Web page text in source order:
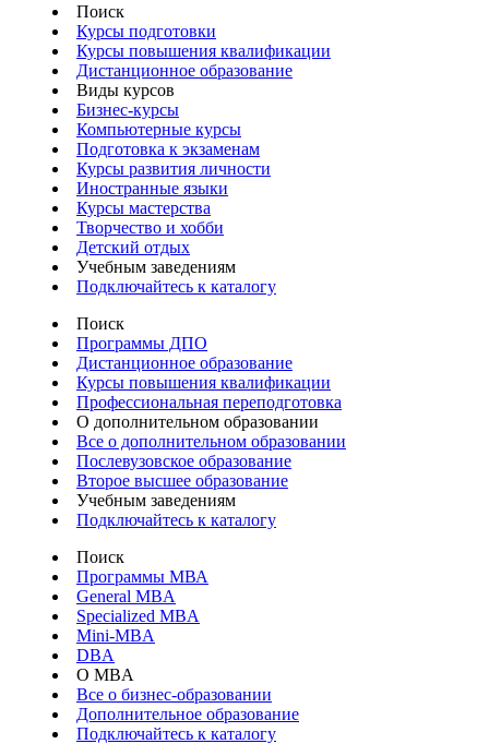
Поиск
Курсы подготовки
Курсы повышения квалификации
Дистанционное образование
Виды курсов
Бизнес-курсы
Компьютерные курсы
Подготовка к экзаменам
Курсы развития личности
Иностранные языки
Курсы мастерства
Творчество и хобби
Детский отдых
Учебным заведениям
Подключайтесь к каталогу
Поиск
Программы ДПО
Дистанционное образование
Курсы повышения квалификации
Профессиональная переподготовка
О дополнительном образовании
Все о дополнительном образовании
Послевузовское образование
Второе высшее образование
Учебным заведениям
Подключайтесь к каталогу
Поиск
Программы МВА
General MBA
Specialized MBA
Mini-MBA
DBA
О MBA
Все о бизнес-образовании
Дополнительное образование
Подключайтесь к каталогу